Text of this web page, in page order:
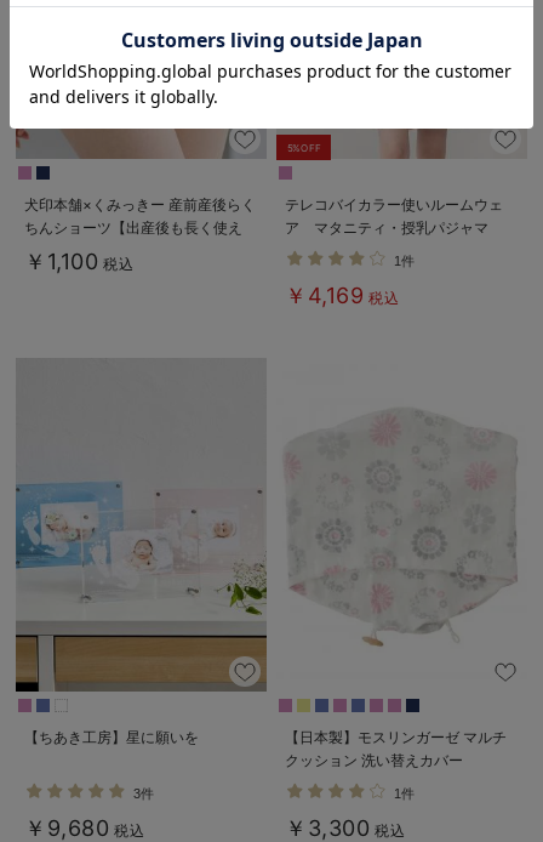
犬印本舗×くみっきー 産前産後らく
ちんショーツ【出産後も長く使え
る】
￥1,100 税込
5%OFF
テレコバイカラー使いルームウェ
ア マタニティ・授乳パジャマ
【出産後も長く使える】
1件
￥4,169 税込
【ちあき工房】星に願いを
3件
￥9,680 税込
【日本製】モスリンガーゼ マルチ
クッション 洗い替えカバー
1件
￥3,300 税込
お気に入り商品を確認する